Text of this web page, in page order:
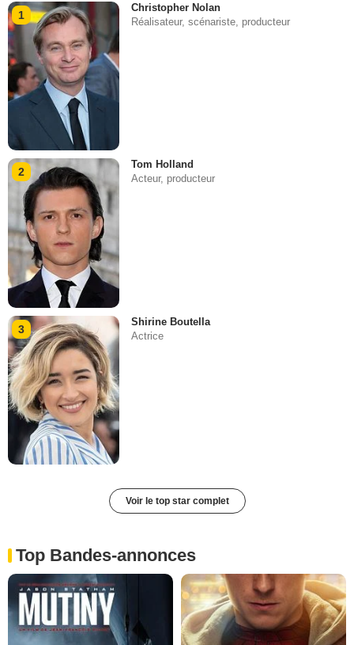
1
Christopher Nolan
Réalisateur, scénariste, producteur
2
Tom Holland
Acteur, producteur
3
Shirine Boutella
Actrice
Voir le top star complet
Top Bandes-annonces